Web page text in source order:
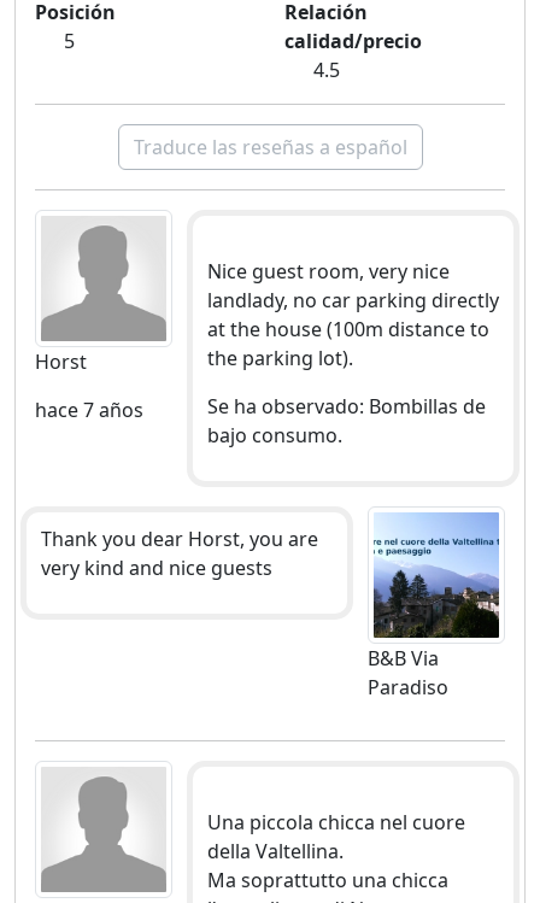
Posición
5
Relación
calidad/precio
4.5
Traduce las reseñas a español
Horst
hace 7 años
Nice guest room, very nice
landlady, no car parking directly
at the house (100m distance to
the parking lot).
Se ha observado: Bombillas de
bajo consumo.
Thank you dear Horst, you are
very kind and nice guests
B&B Via
Paradiso
Una piccola chicca nel cuore
della Valtellina.
Ma soprattutto una chicca